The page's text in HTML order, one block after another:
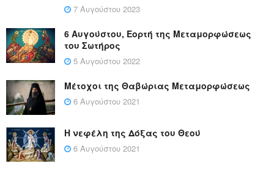
7 Αυγούστου 2023
6 Αυγούστου, Εορτή της Μεταμορφώσεως
του Σωτήρος
5 Αυγούστου 2022
Μέτοχοι της Θαβώριας Μεταμορφώσεως
6 Αυγούστου 2021
Η νεφέλη της Δόξας του Θεού
6 Αυγούστου 2021